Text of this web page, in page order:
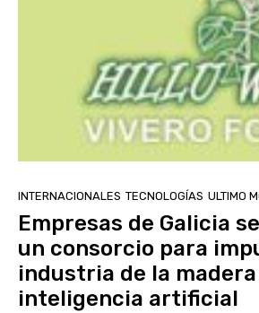
INTERNACIONALES TECNOLOGÍAS ULTIMO
Empresas de Galicia
un consorcio para
industria de la
inteligencia artificial